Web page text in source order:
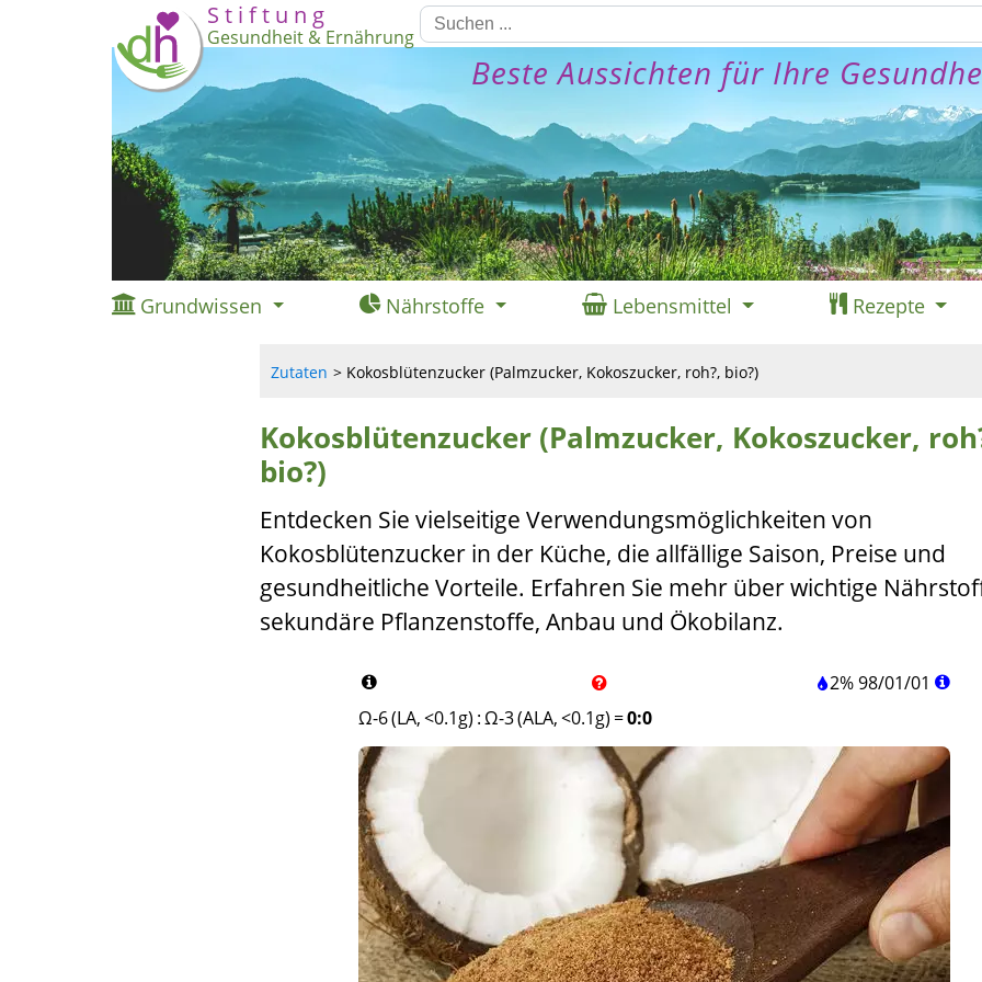
S t i f t u n g
Gesundheit & Ernährung
Beste Aussichten für Ihre
Grundwissen Nährstoffe Lebensmittel Rezepte
Zutaten Kokosblütenzucker (Palmzucker, Kokoszucker, roh?, bio?)
Kokosblütenzucker (Palmzucker, Kokoszucker,
bio?)
Entdecken Sie vielseitige Verwendungsmöglichkeiten von
Kokosblütenzucker in der Küche, die allfällige Saison, Preise und
gesundheitliche Vorteile. Erfahren Sie mehr über wichtige
sekundäre Pflanzenstoffe, Anbau und Ökobilanz.
2%98/01/01
Ω-6 (LA, <0.1g) :Ω-3 (ALA, <0.1g) =0:0